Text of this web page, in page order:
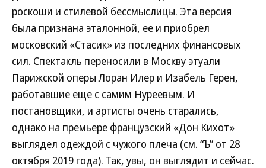
роскоши и стилевой бессмыслицы. Эта версия
была признана эталонной, ее и приобрел
московский «Стасик» из последних финансовых
сил. Спектакль переносили в Москву этуали
Парижской оперы Лоран Илер и Изабель Герен,
работавшие еще с самим Нуреевым. И
постановщики, и артисты очень старались,
однако на премьере французский «Дон Кихот»
выглядел одеждой с чужого плеча (см. “Ъ” от 28
октября 2019 года). Так, увы, он выглядит и сейчас.